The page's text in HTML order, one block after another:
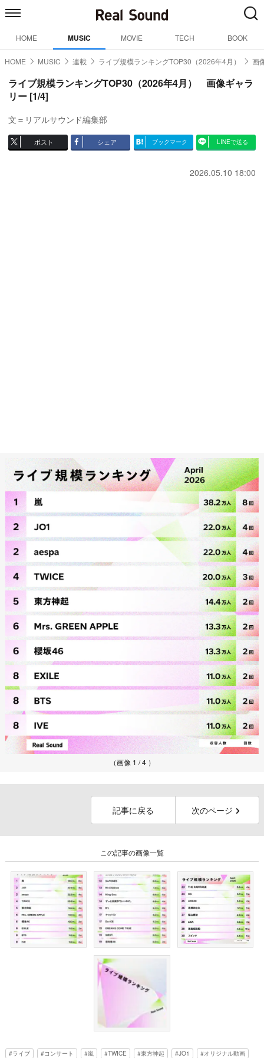
HOME MUSIC MOVIE TECH BOOK
HOME MUSIC 連載 ライブ規模ランキングTOP30（2026年4月） 画
ライブ規模ランキングTOP30（2026年4月） 画像ギャラ
リー [1/4]
文＝リアルサウンド編集部
ポスト シェア ブックマーク LINEで送る
2026.05.10 18:00
（画像 1 / 4 ）
記事に戻る 次のページ
この記事の画像一覧
ライブ コンサート 嵐 TWICE 東方神起 JO1
オリジナル動画